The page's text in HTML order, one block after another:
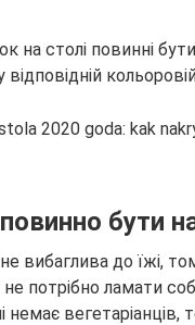
на столі повинні
бути
вибаглива до їжі,
потрібно ламати
вегетаріанців,